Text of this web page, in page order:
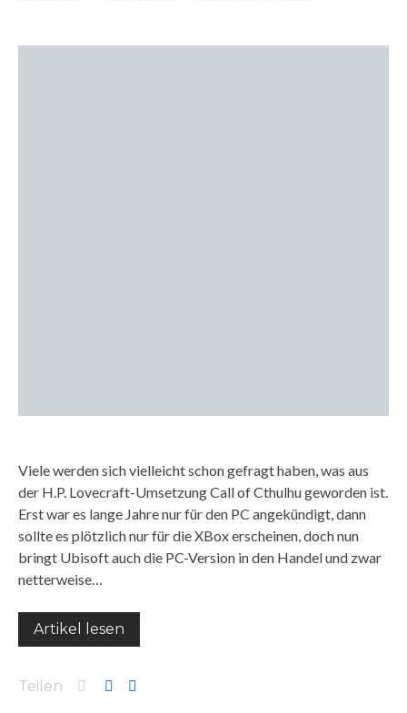
Viele werden sich vielleicht schon gefragt haben, was aus
der H.P. Lovecraft-Umsetzung Call of Cthulhu geworden ist.
Erst war es lange Jahre nur für den PC angekündigt, dann
sollte es plötzlich nur für die XBox erscheinen, doch nun
bringt Ubisoft auch die PC-Version in den Handel und zwar
netterweise…
Artikel lesen
Teilen